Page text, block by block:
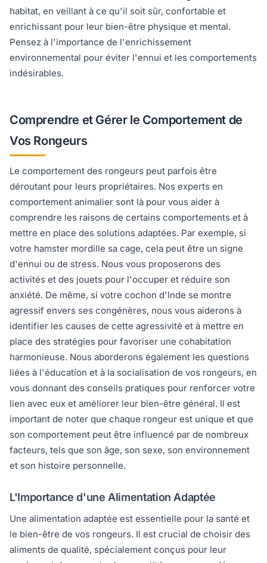
habitat, en veillant à ce qu'il soit sûr, confortable et
enrichissant pour leur bien-être physique et mental.
Pensez à l'importance de l'enrichissement
environnemental pour éviter l'ennui et les comportements
indésirables.
Comprendre et Gérer le Comportement de
Vos Rongeurs
Le comportement des rongeurs peut parfois être
déroutant pour leurs propriétaires. Nos experts en
comportement animalier sont là pour vous aider à
comprendre les raisons de certains comportements et à
mettre en place des solutions adaptées. Par exemple, si
votre hamster mordille sa cage, cela peut être un signe
d'ennui ou de stress. Nous vous proposerons des
activités et des jouets pour l'occuper et réduire son
anxiété. De même, si votre cochon d'Inde se montre
agressif envers ses congénères, nous vous aiderons à
identifier les causes de cette agressivité et à mettre en
place des stratégies pour favoriser une cohabitation
harmonieuse. Nous aborderons également les questions
liées à l'éducation et à la socialisation de vos rongeurs, en
vous donnant des conseils pratiques pour renforcer votre
lien avec eux et améliorer leur bien-être général. Il est
important de noter que chaque rongeur est unique et que
son comportement peut être influencé par de nombreux
facteurs, tels que son âge, son sexe, son environnement
et son histoire personnelle.
L'Importance d'une Alimentation Adaptée
Une alimentation adaptée est essentielle pour la santé et
le bien-être de vos rongeurs. Il est crucial de choisir des
aliments de qualité, spécialement conçus pour leur